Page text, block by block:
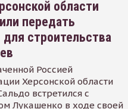
области
передать
для строительства
Россией
Херсонской области
встретился с
Лукашенко в ходе своей